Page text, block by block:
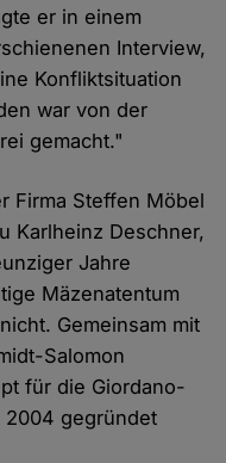
er in einem
Interview,
Konfliktsituation
war von der
gemacht."
Firma Steffen Möbel
Karlheinz Deschner,
Jahre
Mäzenatentum
Gemeinsam mit
Salomon
für die Giordano-
2004 gegründet